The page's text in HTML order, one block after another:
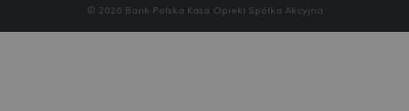
© 2026 Bank Polska Kasa Opieki Spółka Akcyjna